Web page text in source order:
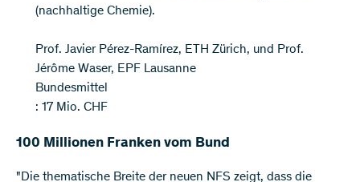
(nachhaltige Chemie).
Prof. Javier Pérez-Ramírez, ETH Zürich, und Prof.
Jérôme Waser, EPF Lausanne
Bundesmittel
: 17 Mio. CHF
100 Millionen Franken vom Bund
"Die thematische Breite der neuen NFS zeigt, dass die